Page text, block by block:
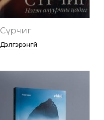
Сүрчиг
Дэлгэрэнгүй